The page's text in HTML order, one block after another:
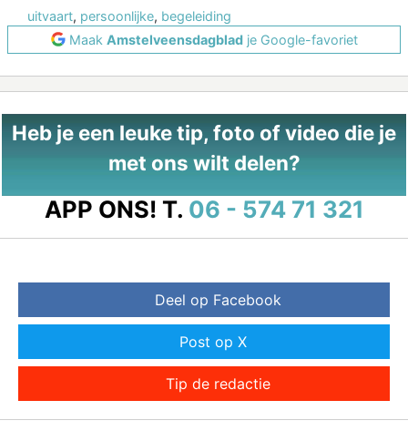
uitvaart, persoonlijke, begeleiding
Maak Amstelveensdagbladje Google-favoriet
Heb je een leuke tip, foto of video die je
met ons wilt delen?
APP ONS! T. 06 - 574 71 321
Deel op Facebook
Post op X
Tip de redactie